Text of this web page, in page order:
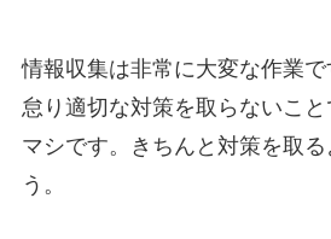
情報収集は非常に大変な作業
怠り適切な対策を取らないこ
マシです。きちんと対策を取る
う。